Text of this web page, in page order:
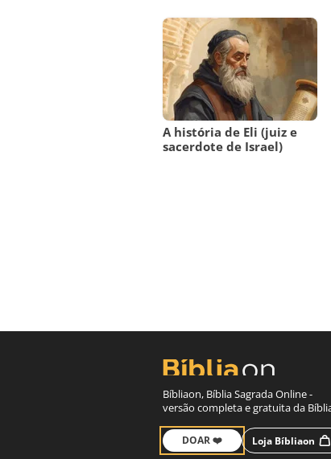
A história de Eli (juiz e
sacerdote de Israel)
Bíbliaon, Bíblia Sagrada Online -
versão completa e gratuita da
DOAR ❤️ Loja Bíbliaon